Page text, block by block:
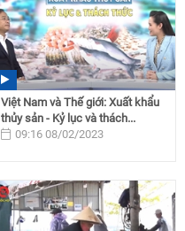
Việt Nam và Thế giới: Xuất khẩu
thủy sản - Kỷ lục và thách...
09:16 08/02/2023